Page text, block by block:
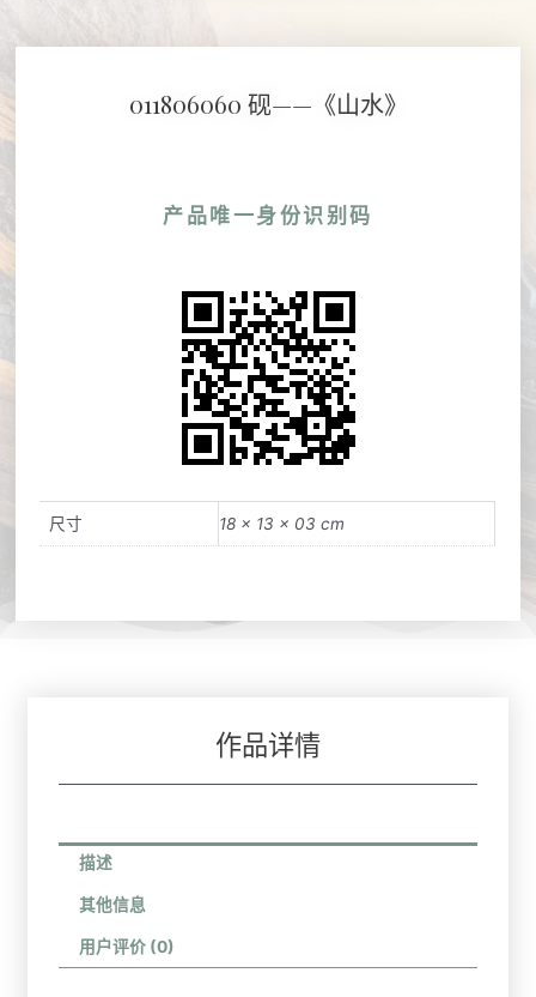
011806060 砚——《山水》
产品唯一身份识别码
尺寸 18 × 13 × 03 cm
作品详情
描述
其他信息
用户评价 (0)